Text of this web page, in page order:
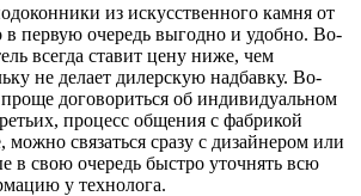
из искусственного камня от
в первую очередь выгодно и удобно. Во-
всегда ставит цену ниже, чем
не делает дилерскую надбавку. Во-
договориться об индивидуальном
процесс общения с фабрикой
можно связаться сразу с дизайнером или
в свою очередь быстро уточнять всю
у технолога.